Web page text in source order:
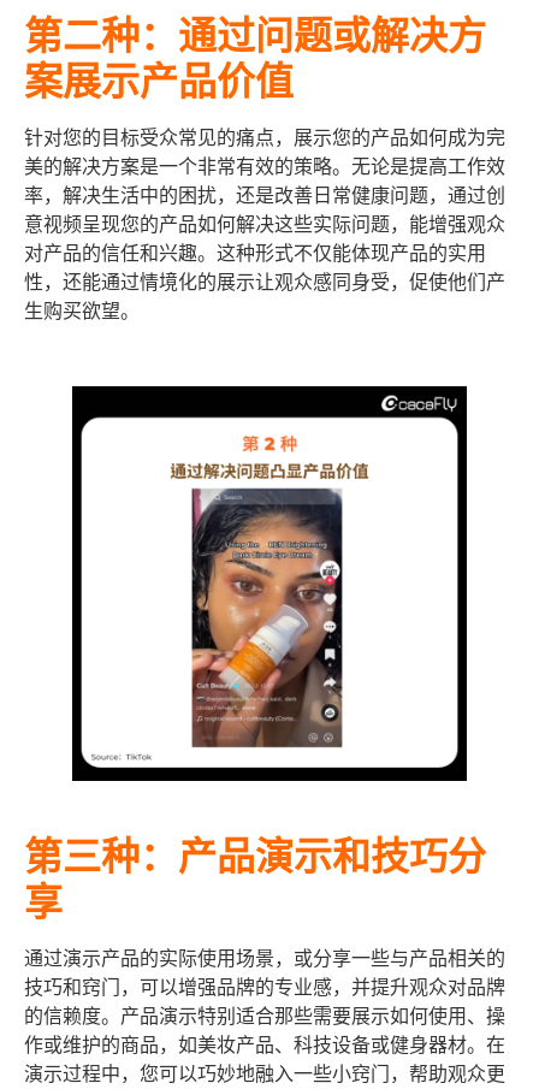
第二种： 通过问题或解决方
案展示产品价值
针对您的目标受众常见的痛点，展示您的产品如何成为完
美的解决方案是一个非常有效的策略。无论是提高工作效
率，解决生活中的困扰，还是改善日常健康问题，通过创
意视频呈现您的产品如何解决这些实际问题，能增强观众
对产品的信任和兴趣。这种形式不仅能体现产品的实用
性，还能通过情境化的展示让观众感同身受，促使他们产
生购买欲望。
第三种：产品演示和技巧分
享
通过演示产品的实际使用场景，或分享一些与产品相关的
技巧和窍门，可以增强品牌的专业感，并提升观众对品牌
的信赖度。产品演示特别适合那些需要展示如何使用、操
作或维护的商品，如美妆产品、科技设备或健身器材。在
演示过程中，您可以巧妙地融入一些小窍门，帮助观众更